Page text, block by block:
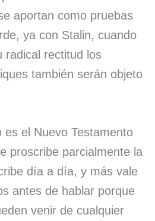
aportan como pruebas
ya con Stalin, cuando
radical rectitud los
también serán objeto
es el Nuevo Testamento
proscribe parcialmente la
día a día, y más vale
antes de hablar porque
venir de cualquier